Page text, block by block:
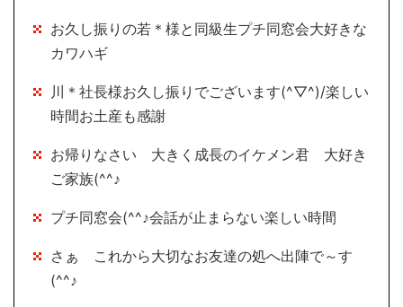
お久し振りの若＊様と同級生プチ同窓会大好きな
カワハギ
川＊社長様お久し振りでございます(^▽^)/楽しい
時間お土産も感謝
お帰りなさい 大きく成長のイケメン君 大好き
ご家族(^^♪
プチ同窓会(^^♪会話が止まらない楽しい時間
さぁ これから大切なお友達の処へ出陣で～す
(^^♪